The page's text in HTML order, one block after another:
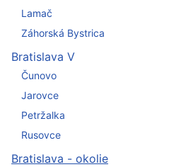
Lamač
Záhorská Bystrica
Bratislava V
Čunovo
Jarovce
Petržalka
Rusovce
Bratislava - okolie